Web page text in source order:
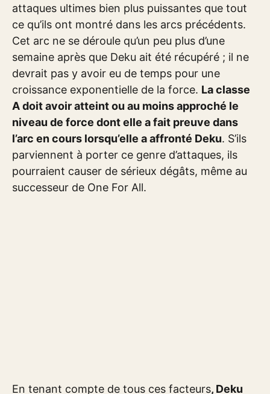
attaques ultimes bien plus puissantes que tout
ce qu’ils ont montré dans les arcs précédents.
Cet arc ne se déroule qu’un peu plus d’une
semaine après que Deku ait été récupéré ; il ne
devrait pas y avoir eu de temps pour une
croissance exponentielle de la force. La classe
A doit avoir atteint ou au moins approché le
niveau de force dont elle a fait preuve dans
l’arc en cours lorsqu’elle a affronté Deku. S’ils
parviennent à porter ce genre d’attaques, ils
pourraient causer de sérieux dégâts, même au
successeur de One For All.
En tenant compte de tous ces facteurs, Deku